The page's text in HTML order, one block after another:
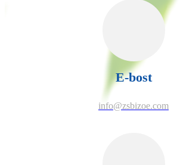
E-bost
info@zsbizoe.com